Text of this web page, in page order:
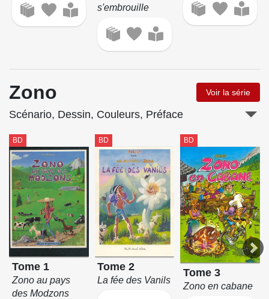
s'embrouille
Zono Voir la série
Scénario, Dessin, Couleurs, Préface
BD
Tome 1
Zono au pays
des Modzons
BD
Tome 2
La fée des Vanils
BD
Tome 3
Zono en cabane